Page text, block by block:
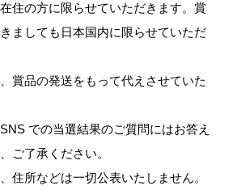
住の方に限らせていただきます。賞
ましても日本国内に限らせていただ
賞品の発送をもって代えさせていた
での当選結果のご質問にはお答え
ご了承ください。
住所などは一切公表いたしません。